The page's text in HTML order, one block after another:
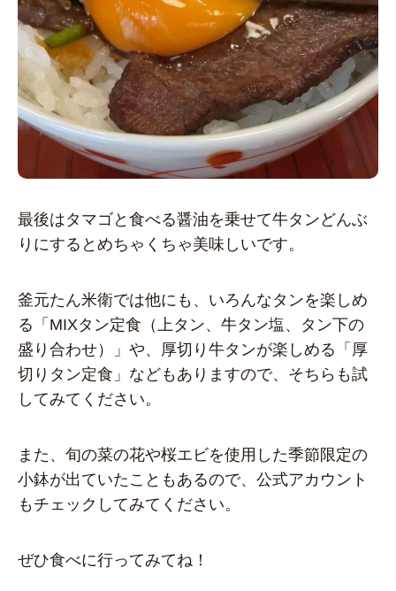
最後はタマゴと食べる醤油を乗せて牛タンどんぶ
りにするとめちゃくちゃ美味しいです。
釜元たん米衛では他にも、いろんなタンを楽しめ
る「MIXタン定食（上タン、牛タン塩、タン下の
盛り合わせ）」や、厚切り牛タンが楽しめる「厚
切りタン定食」などもありますので、そちらも試
してみてください。
また、旬の菜の花や桜エビを使用した季節限定の
小鉢が出ていたこともあるので、公式アカウント
もチェックしてみてください。
ぜひ食べに行ってみてね！